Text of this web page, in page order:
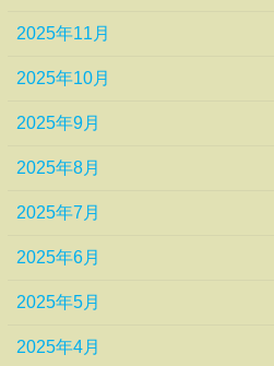
2025年11月
2025年10月
2025年9月
2025年8月
2025年7月
2025年6月
2025年5月
2025年4月